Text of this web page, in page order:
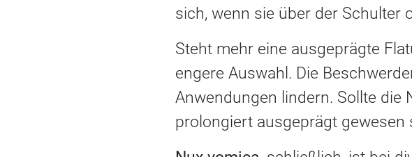
sich, wenn sie über der Schulter
Steht mehr eine ausgeprägte
engere Auswahl. Die
Anwendungen lindern. Sollte
prolongiert ausgeprägt gewesen